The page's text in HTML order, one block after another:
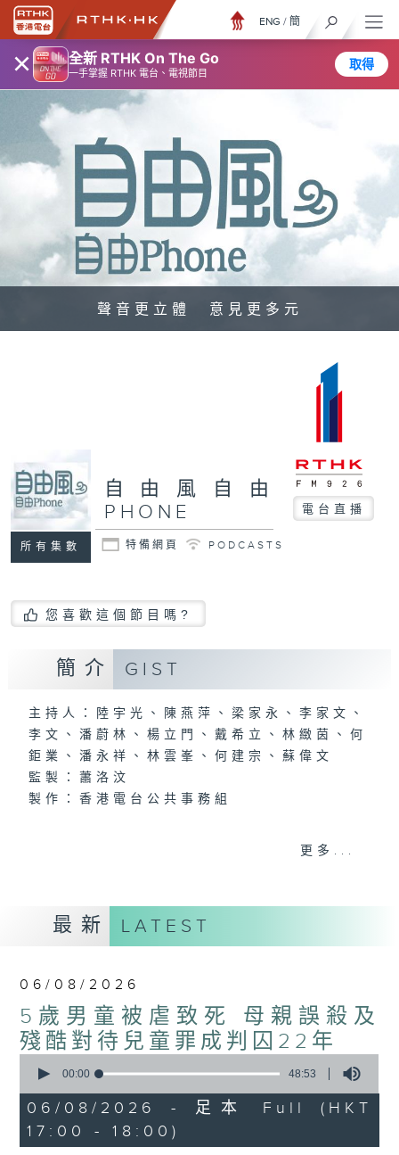
× 全新 RTHK On The Go
一手掌握 RTHK 電台、電視節目
取得
ENG / 簡
聲音更立體 意見更多元
所有集數
自由風自由
PHONE
電台直播
特備網頁 PODCASTS
您喜歡這個節目嗎?
簡介 GIST
主持人：陸宇光、陳燕萍、梁家永、李家文、
李文、潘蔚林、楊立門、戴希立、林緻茵、何
鉅業、潘永祥、林雲峯、何建宗、蘇偉文
監製：蕭洛汶
製作：香港電台公共事務組
香港電台公共事務組
讚好Like「
RTHK 香港電台公共事務組
Facebook專頁
更多...
最新 LATEST
06/08/2026
5歲男童被虐致死 母親誤殺及
殘酷對待兒童罪成判囚22年
seconds
48
minutes,
53
seconds
00:00 48:53
06/08/2026 - 足本 Full (HKT
17:00 - 18:00)